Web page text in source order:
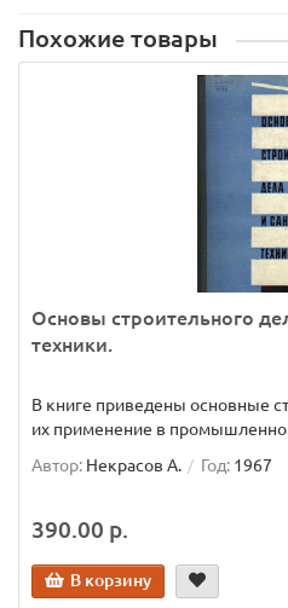
Похожие товары
Основы строительного
техники.
В книге приведены основные
их применение в
Автор: Некрасов А. Год: 1967
390.00 р.
В корзину